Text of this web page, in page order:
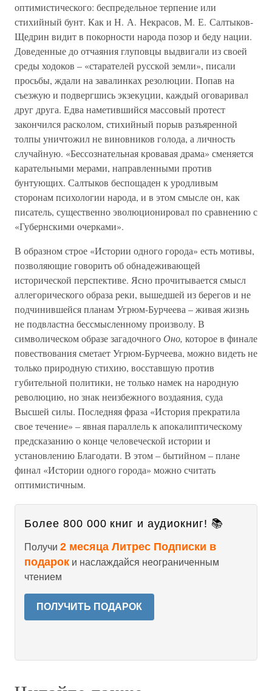
оптимистического: беспредельное терпение или
стихийный бунт. Как и Н. А. Некрасов, М. Е. Салтыков-
Щедрин видит в покорности народа позор и беду нации.
Доведенные до отчаяния глуповцы выдвигали из своей
среды ходоков – «старателей русской земли», писали
просьбы, ждали на завалинках резолюции. Попав на
съезжую и подвергшись экзекуции, каждый оговаривал
друг друга. Едва наметившийся массовый протест
закончился расколом, стихийный порыв разъяренной
толпы уничтожил не виновников голода, а личность
случайную. «Бессознательная кровавая драма» сменяется
карательными мерами, направленными против
бунтующих. Салтыков беспощаден к уродливым
сторонам психологии народа, и в этом смысле он, как
писатель, существенно эволюционировал по сравнению с
«Губернскими очерками».
В образном строе «Истории одного города» есть мотивы,
позволяющие говорить об обнадеживающей
исторической перспективе. Ясно прочитывается смысл
аллегорического образа реки, вышедшей из берегов и не
подчинившейся планам Угрюм-Бурчеева – живая жизнь
не подвластна бессмысленному произволу. В
символическом образе загадочногоОно, которое в финале
повествования сметает Угрюм-Бурчеева, можно видеть не
только природную стихию, восставшую против
губительной политики, не только намек на народную
революцию, но знак неизбежного воздаяния, суда
Высшей силы. Последняя фраза «История прекратила
свое течение» – явная параллель к апокалиптическому
предсказанию о конце человеческой истории и
установлению Благодати. В этом – бытийном – плане
финал «Истории одного города» можно считать
оптимистичным.
Более 800 000 книг и аудиокниг! 📚
Получи 2 месяца Литрес Подписки в
подарок и наслаждайся неограниченным
чтением
ПОЛУЧИТЬ ПОДАРОК